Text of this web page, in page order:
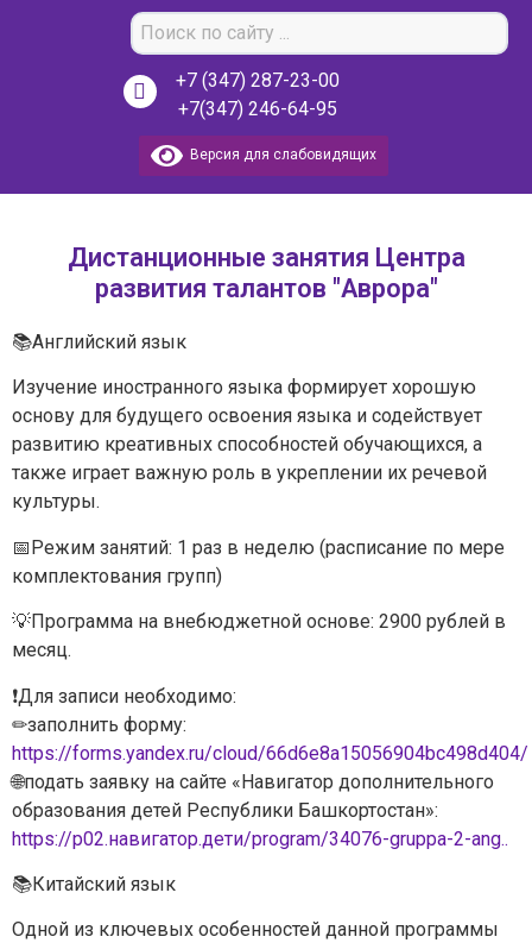
+7 (347) 287-23-00
+7(347) 246-64-95
Версия для слабовидящих
Дистанционные занятия Центра
развития талантов "Аврора"
📚Английский язык
Изучение иностранного языка формирует хорошую
основу для будущего освоения языка и содействует
развитию креативных способностей обучающихся, а
также играет важную роль в укреплении их речевой
культуры.
📅Режим занятий: 1 раз в неделю (расписание по мере
комплектования групп)
💡Программа на внебюджетной основе: 2900 рублей в
месяц.
❗Для записи необходимо:
✏заполнить форму:
https://forms.yandex.ru/cloud/66d6e8a15056904bc498d404/
🌐подать заявку на сайте «Навигатор дополнительного
образования детей Республики Башкортостан»:
https://р02.навигатор.дети/program/34076-gruppa-2-ang..
📚Китайский язык
Одной из ключевых особенностей данной программы